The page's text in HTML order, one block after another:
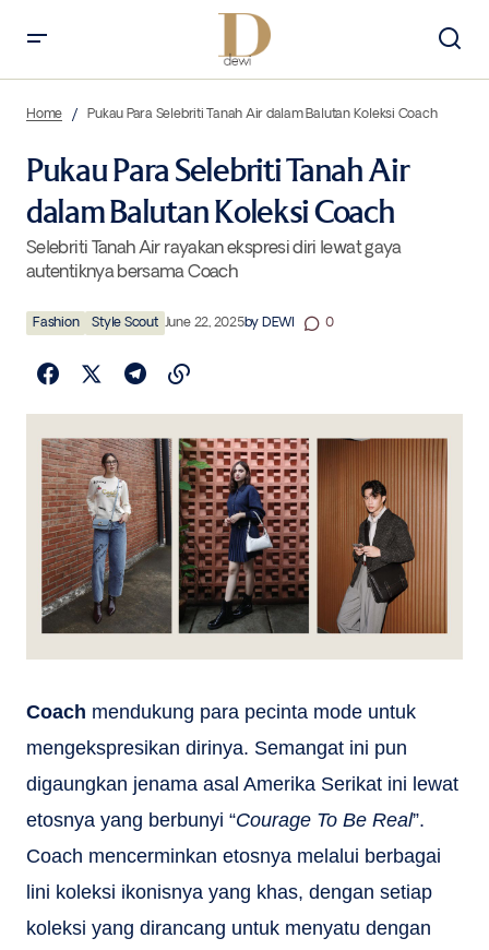
Home Pukau Para Selebriti Tanah Air dalam Balutan Koleksi Coach
Pukau Para Selebriti Tanah Air
dalam Balutan Koleksi Coach
Selebriti Tanah Air rayakan ekspresi diri lewat gaya
autentiknya bersama Coach
Fashion Style Scout June 22, 2025by DEWI 0
Coach mendukung para pecinta mode untuk
mengekspresikan dirinya. Semangat ini pun
digaungkan jenama asal Amerika Serikat ini lewat
etosnya yang berbunyi “Courage To Be Real”.
Coach mencerminkan etosnya melalui berbagai
lini koleksi ikonisnya yang khas, dengan setiap
koleksi yang dirancang untuk menyatu dengan